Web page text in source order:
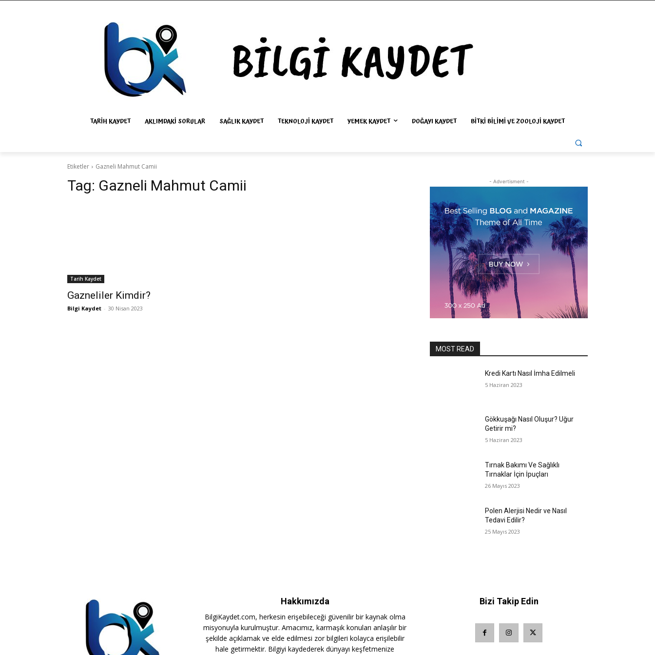
TARIH KAYDET AKLIMDAKI SORULAR SAĞLIK KAYDET TEKNOLOJI KAYDET YEMEK KAYDET DOĞAYI KAYDET BITKI BILIMI VE ZOOLOJI KAYDET
Etiketler Gazneli Mahmut Camii
Tag: Gazneli Mahmut Camii
Tarih Kaydet
Gazneliler Kimdir?
Bilgi Kaydet - 30 Nisan 2023
- Advertisment -
MOST READ
Kredi Kartı Nasıl İmha Edilmeli
5 Haziran 2023
Gökkuşağı Nasıl Oluşur? Uğur
Getirir mi?
5 Haziran 2023
Tırnak Bakımı Ve Sağlıklı
Tırnaklar İçin İpuçları
26 Mayıs 2023
Polen Alerjisi Nedir ve Nasıl
Tedavi Edilir?
25 Mayıs 2023
Hakkımızda
BilgiKaydet.com, herkesin erişebileceği güvenilir bir kaynak olma
misyonuyla kurulmuştur. Amacımız, karmaşık konuları anlaşılır bir
şekilde açıklamak ve elde edilmesi zor bilgileri kolayca erişilebilir
hale getirmektir. Bilgiyi kaydederek dünyayı keşfetmenize
Bizi Takip Edin